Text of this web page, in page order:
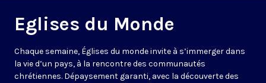
Eglises du Monde
Chaque semaine, Églises du monde invite à s’immerger dans
la vie d’un pays, à la rencontre des communautés
chrétiennes. Dépaysement garanti, avec la découverte des